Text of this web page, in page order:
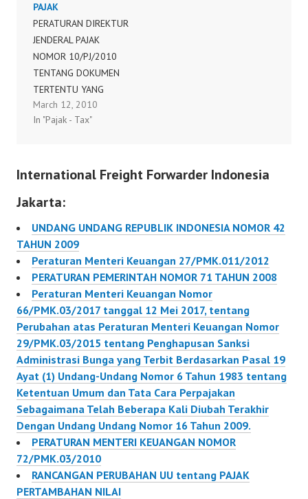
BERDASARKAN
UNDANG-UNDANG
NOMOR 7 TAHUN 1983
TENTANG PAJAK
PENGHASILAN
SEBAGAIMANA TELAH
BEBERAPA KALI DIUBAH
TERAKHIR DENGAN
2000 MEMILIH
DENGAN
MENGGUNAKAN NORMA
PENGHITUNGAN
PENGHASILAN…
PAJAK
PERATURAN DIREKTUR
JENDERAL PAJAK
NOMOR 10/PJ/2010
TENTANG DOKUMEN
TERTENTU YANG
KEDUDUKANNYA
DIPERSAMAKAN
PAJAK, Menimbang :
melaksanakan ketentuan
Pasal 13 ayat (6)
Undang-Undang Nomor
8 Tahun 1983 tentang
Pajak Pertambahan Nilai
Barang dan Jasa dan
Pajak Penjualan atas
Barang Mewah
sebagaimana telah
beberapa kali…
March 12, 2010
In "Pajak - Tax"
International Freight Forwarder Indonesia
Jakarta:
UNDANG UNDANG REPUBLIK INDONESIA NOMOR 42
TAHUN 2009
Peraturan Menteri Keuangan 27/PMK.011/2012
PERATURAN PEMERINTAH NOMOR 71 TAHUN 2008
Peraturan Menteri Keuangan Nomor
66/PMK.03/2017 tanggal 12 Mei 2017, tentang
Perubahan atas Peraturan Menteri Keuangan Nomor
29/PMK.03/2015 tentang Penghapusan Sanksi
Administrasi Bunga yang Terbit Berdasarkan Pasal 19
Ayat (1) Undang-Undang Nomor 6 Tahun 1983 tentang
Ketentuan Umum dan Tata Cara Perpajakan
Sebagaimana Telah Beberapa Kali Diubah Terakhir
Dengan Undang Undang Nomor 16 Tahun 2009.
PERATURAN MENTERI KEUANGAN NOMOR
72/PMK.03/2010
RANCANGAN PERUBAHAN UU tentang PAJAK
PERTAMBAHAN NILAI